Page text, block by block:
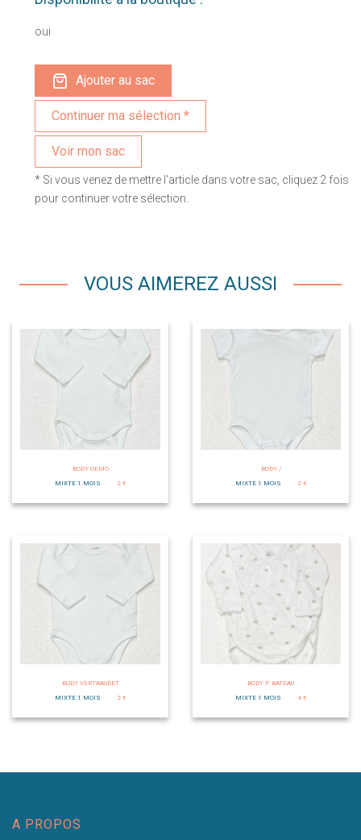
oui
Ajouter au sac
Voir mon sac
* Si vous venez de mettre l'article dans votre sac, cliquez 2 fois
pour continuer votre sélection.
VOUS AIMEREZ AUSSI
BODY GEMO
MIXTE 1 MOIS
2 €
BODY /
MIXTE 1 MOIS
2 €
BODY VERTBAUDET
MIXTE 1 MOIS
2 €
BODY P. BATEAU
MIXTE 1 MOIS
4 €
A PROPOS